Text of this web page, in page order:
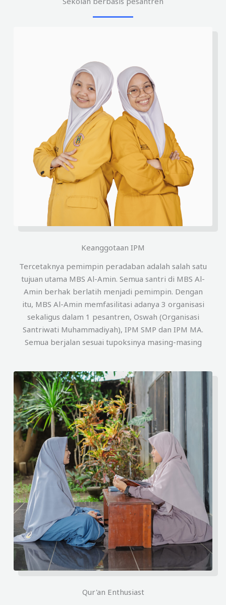
Keanggotaan IPM
Tercetaknya pemimpin peradaban adalah salah satu
tujuan utama MBS Al-Amin. Semua santri di MBS Al-
Amin berhak berlatih menjadi pemimpin. Dengan
itu, MBS Al-Amin memfasilitasi adanya 3 organisasi
sekaligus dalam 1 pesantren, Oswah (Organisasi
Santriwati Muhammadiyah), IPM SMP dan IPM MA.
Semua berjalan sesuai tupoksinya masing-masing
Qur'an Enthusiast